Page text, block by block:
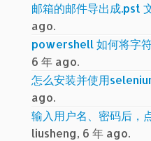
邮箱的邮件导出成.pst
ago.
powershell 如何将字
6 年 ago.
怎么安装并使用
ago.
输入用户名、密码后，
liusheng, 6 年 ago.